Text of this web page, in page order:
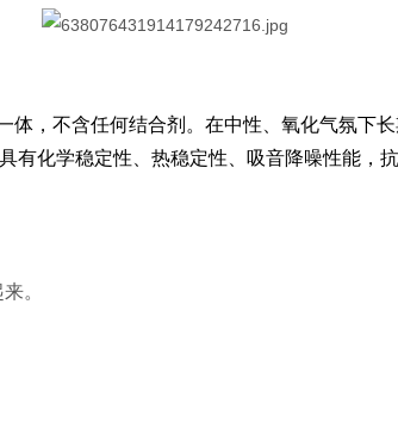
体，不含任何结合剂。在中性、氧化气氛下
有化学稳定性、热稳定性、吸音降噪性能，
。